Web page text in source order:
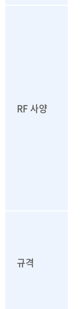
RF 사양
규격